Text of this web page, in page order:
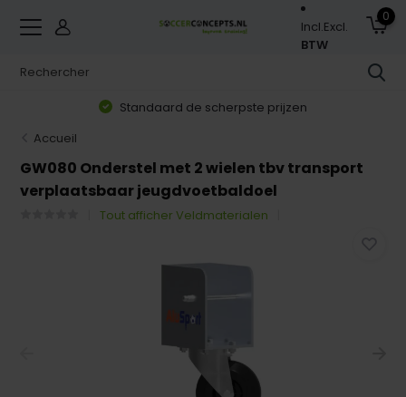
Incl.Excl.
BTW
0
Standaard de scherpste prijzen
Accueil
GW080 Onderstel met 2 wielen tbv transport
verplaatsbaar jeugdvoetbaldoel
Tout afficher Veldmaterialen